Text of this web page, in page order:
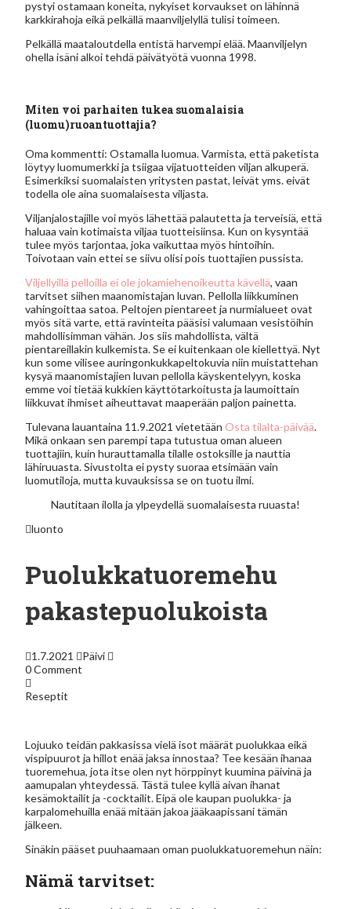
pystyi ostamaan koneita, nykyiset korvaukset on lähinnä
karkkirahoja eikä pelkällä maanviljelyllä tulisi toimeen.
Pelkällä maataloutdella entistä harvempi elää. Maanviljelyn
ohella isäni alkoi tehdä päivätyötä vuonna 1998.
Miten voi parhaiten tukea suomalaisia
(luomu)ruoantuottajia?
Oma kommentti: Ostamalla luomua. Varmista, että paketista
löytyy luomumerkki ja tsiigaa vijatuotteiden viljan alkuperä.
Esimerkiksi suomalaisten yritysten pastat, leivät yms. eivät
todella ole aina suomalaisesta viljasta.
Viljanjalostajille voi myös lähettää palautetta ja terveisiä, että
haluaa vain kotimaista viljaa tuotteisiinsa. Kun on kysyntää
tulee myös tarjontaa, joka vaikuttaa myös hintoihin.
Toivotaan vain ettei se siivu olisi pois tuottajien pussista.
Viljellyillä pelloilla ei ole jokamiehenoikeutta kävellä, vaan
tarvitset siihen maanomistajan luvan. Pellolla liikkuminen
vahingoittaa satoa. Peltojen pientareet ja nurmialueet ovat
myös sitä varte, että ravinteita pääsisi valumaan vesistöihin
mahdollisimman vähän. Jos siis mahdollista, vältä
pientareillakin kulkemista. Se ei kuitenkaan ole kiellettyä. Nyt
kun some vilisee auringonkukkapeltokuvia niin muistattehan
kysyä maanomistajien luvan pellolla käyskentelyyn, koska
emme voi tietää kukkien käyttötarkoitusta ja laumoittain
liikkuvat ihmiset aiheuttavat maaperään paljon painetta.
Tulevana lauantaina 11.9.2021 vietetään Osta tilalta-päivää.
Mikä onkaan sen parempi tapa tutustua oman alueen
tuottajiin, kuin hurauttamalla tilalle ostoksille ja nauttia
lähiruuasta. Sivustolta ei pysty suoraa etsimään vain
luomutiloja, mutta kuvauksissa se on tuotu ilmi.
Nautitaan ilolla ja ylpeydellä suomalaisesta ruuasta!
luonto
Puolukkatuoremehu
pakastepuolukoista
1.7.2021
Päivi
0 Comment
Reseptit
Lojuuko teidän pakkasissa vielä isot määrät puolukkaa eikä
vispipuurot ja hillot enää jaksa innostaa? Tee kesään ihanaa
tuoremehua, jota itse olen nyt hörppinyt kuumina päivinä ja
aamupalan yhteydessä. Tästä tulee kyllä aivan ihanat
kesämoktailit ja -cocktailit. Eipä ole kaupan puolukka- ja
karpalomehuilla enää mitään jakoa jääkaapissani tämän
jälkeen.
Sinäkin pääset puuhaamaan oman puolukkatuoremehun näin:
Nämä tarvitset: